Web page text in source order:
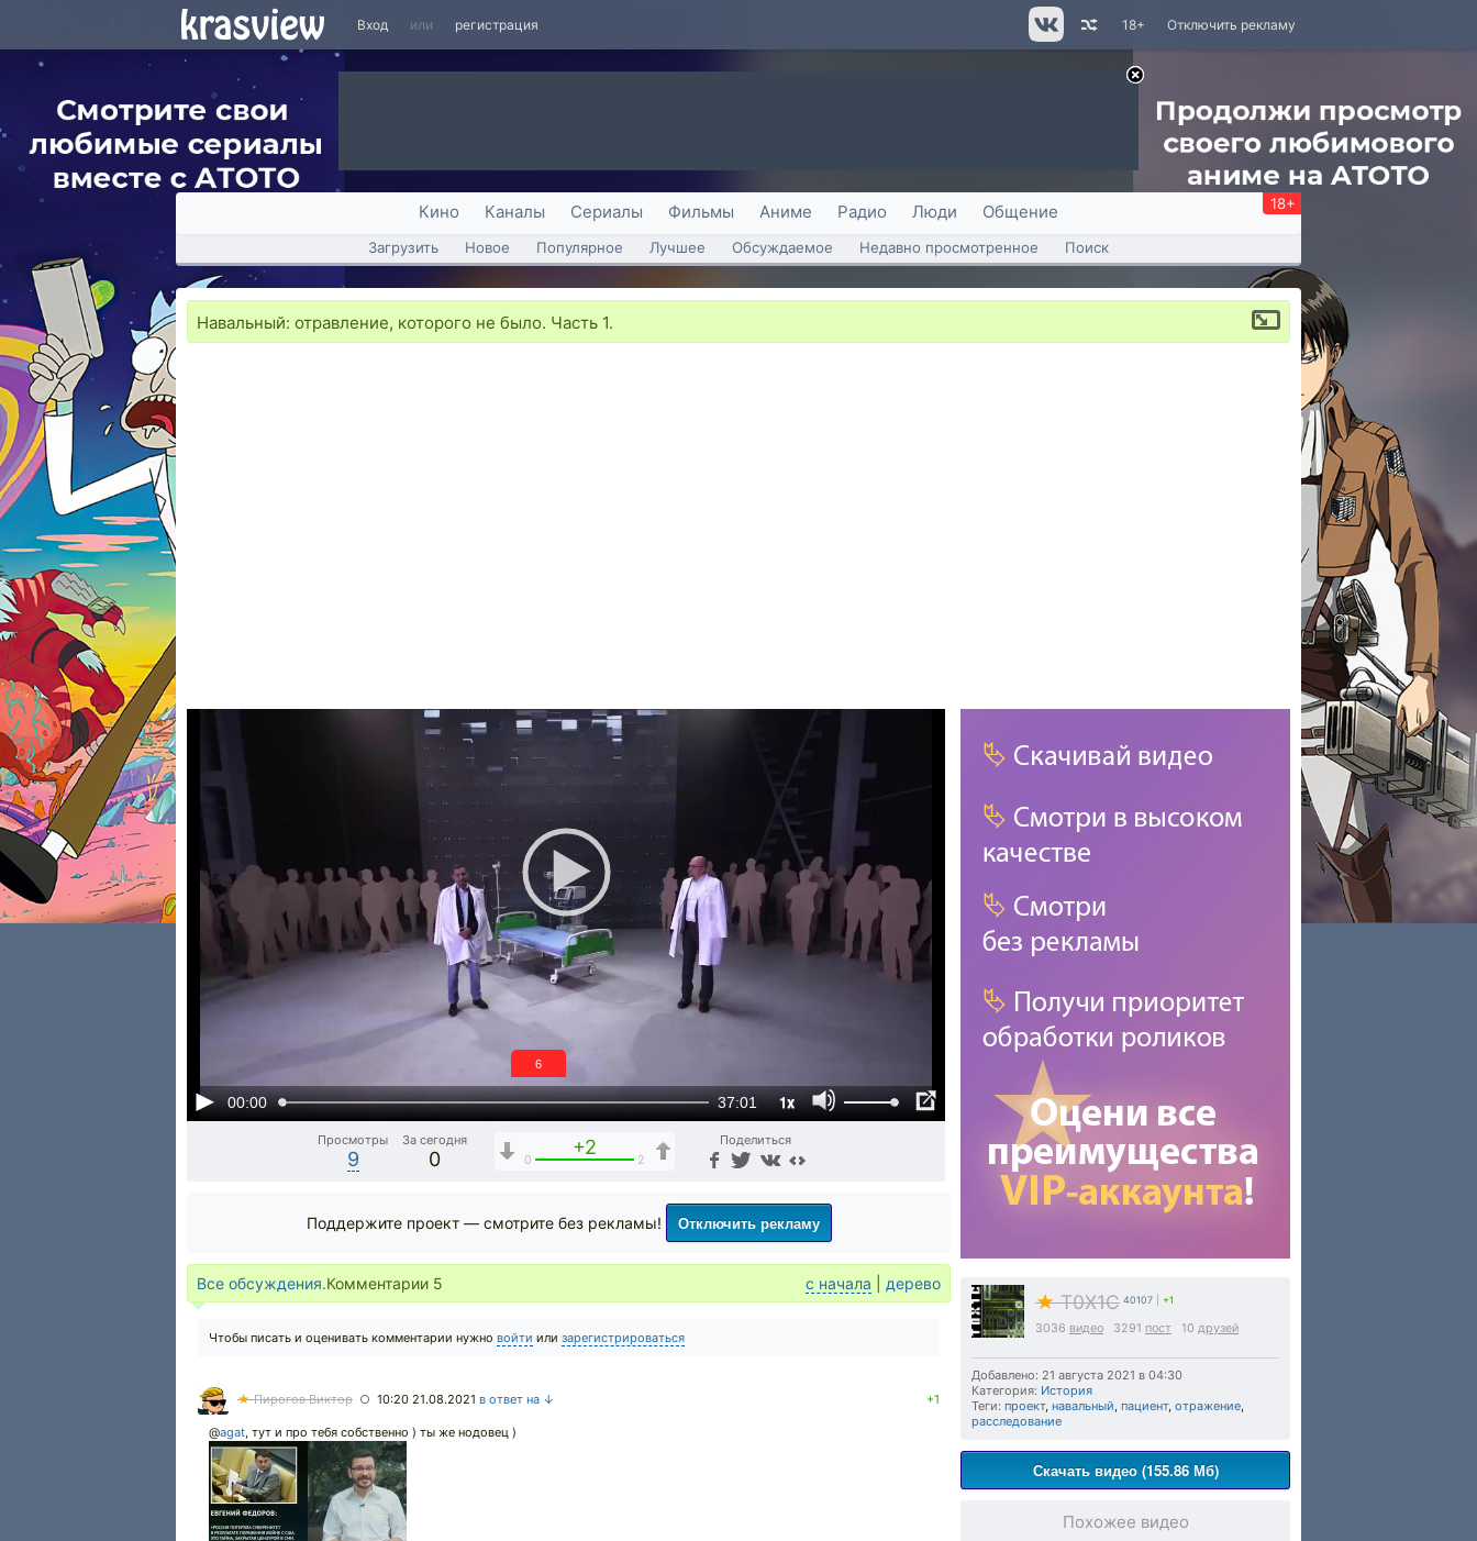
Вход или регистрация Отключить рекламу
18+
Кино Каналы Сериалы Фильмы Аниме Радио Люди Общение 18+
Загрузить Новое Популярное Лучшее Обсуждаемое Недавно просмотренное Поиск
Навальный: отравление, которого не было. Часть 1.
00:00 37:01 1x
5
Просмотры
9
За сегодня
0
+2
0 2
Поделиться
★T0X1C 40107 +1
3036 видео 3291 пост 10 друзей
Добавлено: 21 августа 2021 в 04:30
Категория: История
Теги: проект, навальный, пациент, отражение,
расследование
Скачать видео (155.86 Мб)
Похожее видео
Поддержите проект — смотрите без рекламы! Отключить рекламу
Все обсуждения.Комментарии 5 с начала дерево
Чтобы писать и оценивать комментарии нужно войти или зарегистрироваться
★Пирогов Виктор ○ 10:20 21.08.2021 в ответ на ↓ +1
@agat, тут и про тебя собственно ) ты же нодовец )